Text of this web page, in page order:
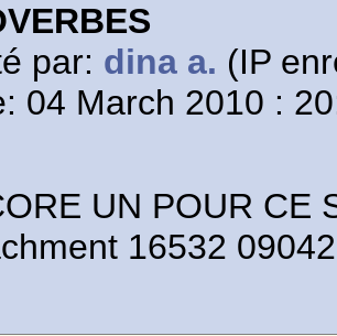
par: dina a. (IP
04 March 2010 :
UN POUR CE
16532